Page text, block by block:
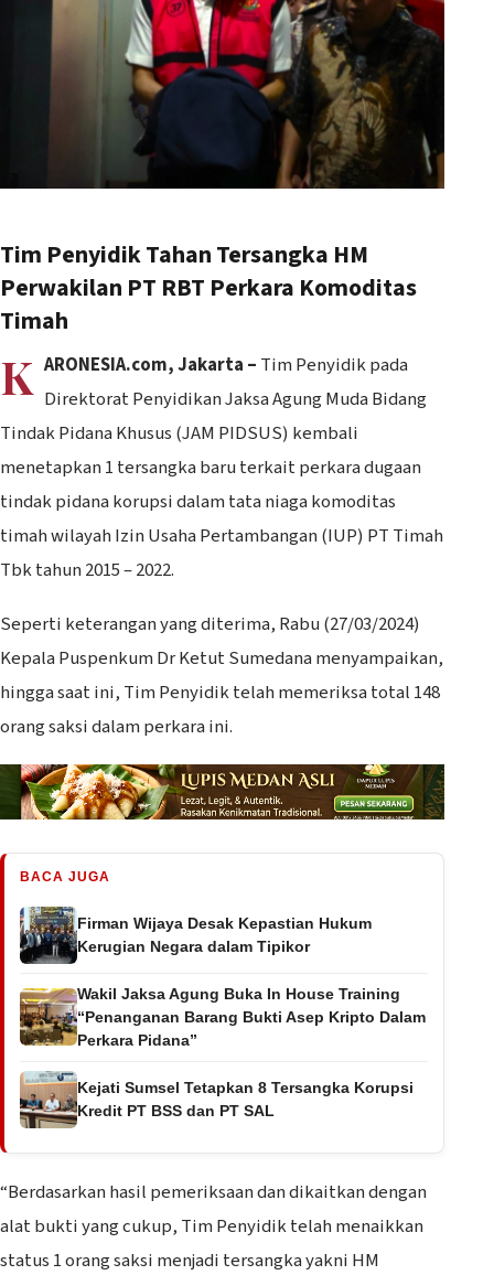
Tim Penyidik Tahan Tersangka HM
Perwakilan PT RBT Perkara Komoditas
Timah
K ARONESIA.com, Jakarta – Tim Penyidik pada
Direktorat Penyidikan Jaksa Agung Muda Bidang
Tindak Pidana Khusus (JAM PIDSUS) kembali
menetapkan 1 tersangka baru terkait perkara dugaan
tindak pidana korupsi dalam tata niaga komoditas
timah wilayah Izin Usaha Pertambangan (IUP) PT Timah
Tbk tahun 2015 – 2022.
Seperti keterangan yang diterima, Rabu (27/03/2024)
Kepala Puspenkum Dr Ketut Sumedana menyampaikan,
hingga saat ini, Tim Penyidik telah memeriksa total 148
orang saksi dalam perkara ini.
BACA JUGA
Firman Wijaya Desak Kepastian Hukum
Kerugian Negara dalam Tipikor
Wakil Jaksa Agung Buka In House Training
“Penanganan Barang Bukti Asep Kripto Dalam
Perkara Pidana”
Kejati Sumsel Tetapkan 8 Tersangka Korupsi
Kredit PT BSS dan PT SAL
“Berdasarkan hasil pemeriksaan dan dikaitkan dengan
alat bukti yang cukup, Tim Penyidik telah menaikkan
status 1 orang saksi menjadi tersangka yakni HM